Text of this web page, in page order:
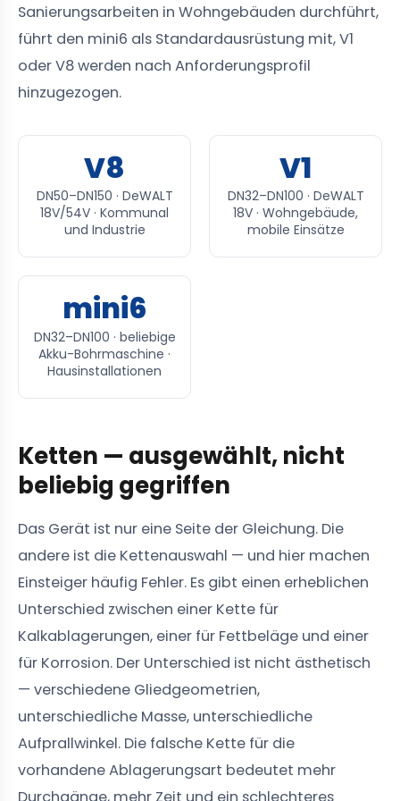
Sanierungsarbeiten in Wohngebäuden durchführt,
führt den mini6 als Standardausrüstung mit, V1
oder V8 werden nach Anforderungsprofil
hinzugezogen.
V8
DN50–DN150 · DeWALT
18V/54V · Kommunal
und Industrie
V1
DN32–DN100 · DeWALT
18V · Wohngebäude,
mobile Einsätze
mini6
DN32–DN100 · beliebige
Akku-Bohrmaschine ·
Hausinstallationen
Ketten — ausgewählt, nicht
beliebig gegriffen
Das Gerät ist nur eine Seite der Gleichung. Die
andere ist die Kettenauswahl — und hier machen
Einsteiger häufig Fehler. Es gibt einen erheblichen
Unterschied zwischen einer Kette für
Kalkablagerungen, einer für Fettbeläge und einer
für Korrosion. Der Unterschied ist nicht ästhetisch
— verschiedene Gliedgeometrien,
unterschiedliche Masse, unterschiedliche
Aufprallwinkel. Die falsche Kette für die
vorhandene Ablagerungsart bedeutet mehr